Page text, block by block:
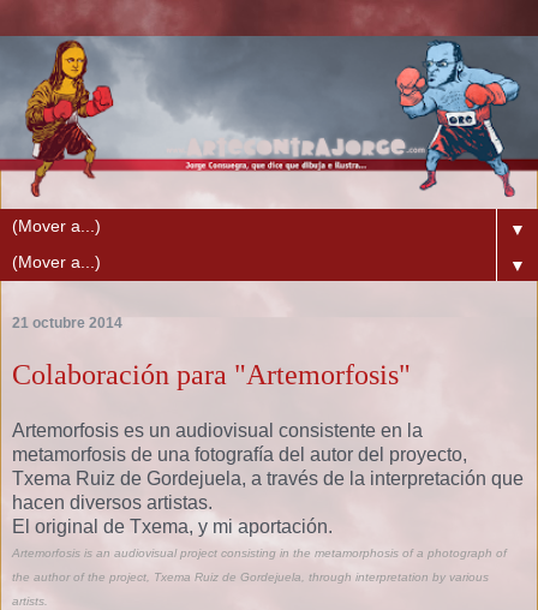
▼
▼
21 octubre 2014
Colaboración para "Artemorfosis"
Artemorfosis es un audiovisual consistente en la
metamorfosis de una fotografía del autor del proyecto,
Txema Ruiz de Gordejuela, a través de la interpretación que
hacen diversos artistas.
El original de Txema, y mi aportación.
Artemorfosis is an audiovisual project consisting in the metamorphosis of a photograph of
the author of the project, Txema Ruiz de Gordejuela, through interpretation by various
artists.